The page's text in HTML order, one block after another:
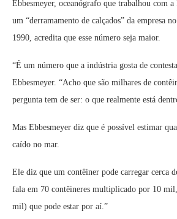
Ebbesmeyer, oceanógrafo que trabalhou com
um “derramamento de calçados” da empresa
1990, acredita que esse número seja maior.
“É um número que a indústria gosta de
Ebbesmeyer. “Acho que são milhares de
pergunta tem de ser: o que realmente está
Mas Ebbesmeyer diz que é possível estimar
caído no mar.
Ele diz que um contêiner pode carregar cerca
fala em 70 contêineres multiplicado por 10
mil) que pode estar por aí.”